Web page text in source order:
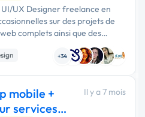
UX Designer freelance en
sur des projets de
complets ainsi que des
Expérience UI/UX web (sites
+34
mobile +
services à
Il y a 7 mois